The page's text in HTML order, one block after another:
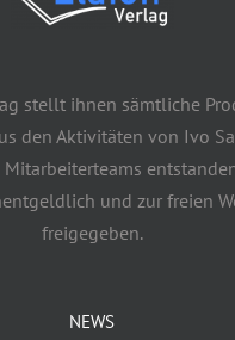
stellt ihnen sämtliche
den Aktivitäten von Ivo
und zur freien
freigegeben.
NEWS